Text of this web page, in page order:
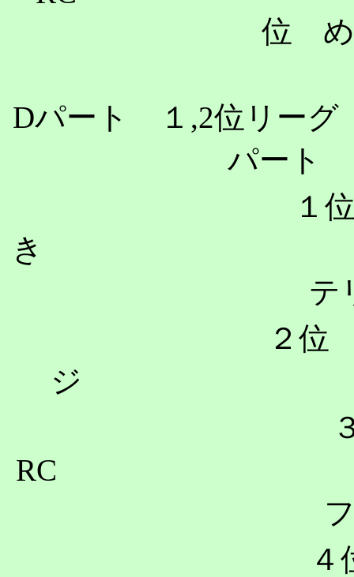
位 め
Dパート １ ,2
パート
１
き
テ
２位
RC
４